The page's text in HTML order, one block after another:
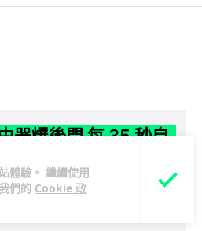
體驗。 繼續使用
們的 Cookie 政
器爆後門 每 35 秒自
10 萬用家私隱堪憂
發中國智博通電子（Zbtlink）生產
式「Endlessdoors」（無盡...